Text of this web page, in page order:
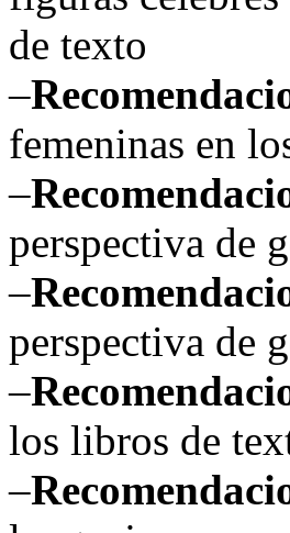
de texto
–
femeninas en
–
perspectiva de
–
perspectiva de
–
los libros de
–